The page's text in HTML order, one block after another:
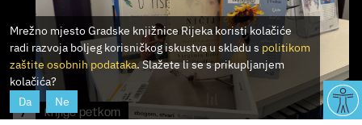
/ Knjige petkom
Mrežno mjesto Gradske knjižnice Rijeka koristi kolačiće
radi razvoja boljeg korisničkog iskustva u skladu s politikom
zaštite osobnih podataka. Slažete li se s prikupljanjem
kolačića?
Da
Ne